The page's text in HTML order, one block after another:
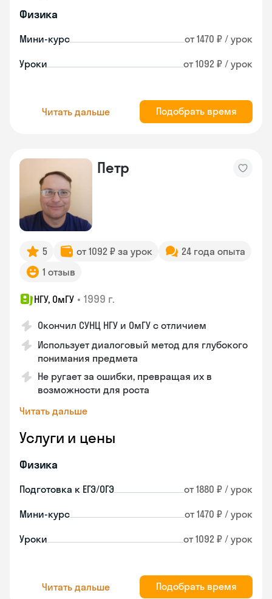
Физика
Мини-курс от 1470 ₽ / урок
Уроки от 1092 ₽ / урок
Читать дальше Подобрать время
Петр
5 от 1092 ₽ за урок
24 года опыта
1 отзыв
НГУ, ОмГУ • 1999 г.
Окончил СУНЦ НГУ и ОмГУ с отличием
Использует диалоговый метод для глубокого
понимания предмета
Не ругает за ошибки, превращая их в
возможности для роста
Читать дальше
Услуги и цены
Физика
Подготовка к ЕГЭ/ОГЭ от 1880 ₽ / урок
Мини-курс от 1470 ₽ / урок
Уроки от 1092 ₽ / урок
Читать дальше Подобрать время